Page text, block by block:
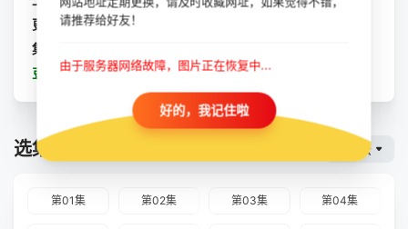
更新： 2026-05-28
集数：
豆瓣： 赌金
选集播放 魔都云
第01集 第02集 第03集 第04集
请推荐给好友！
由于服务器网络故障，图片正在恢复中...
好的，我记住啦